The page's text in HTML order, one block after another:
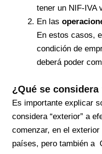
tener un NIF-IVA
En las
En estos casos,
condición de
deberá poder
¿Qué se considera
Es importante explicar
considera “exterior” a
comenzar, en el
países, pero también a